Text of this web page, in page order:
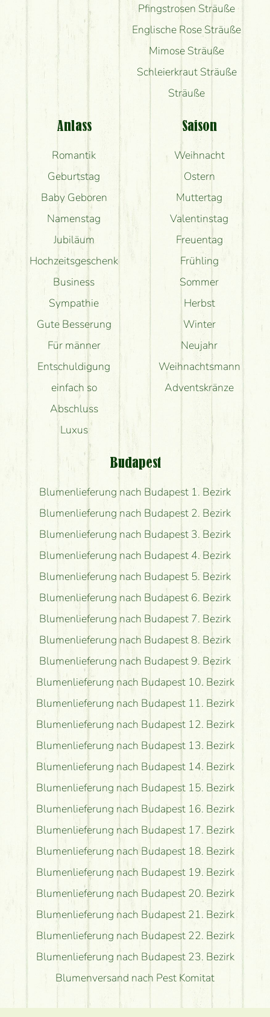
Pfingstrosen Sträuße
Englische Rose Sträuße
Mimose Sträuße
Schleierkraut Sträuße
Sträuße
Anlass
Romantik
Geburtstag
Baby Geboren
Namenstag
Jubiläum
Hochzeitsgeschenk
Business
Sympathie
Gute Besserung
Für männer
Entschuldigung
einfach so
Abschluss
Luxus
Saison
Weihnacht
Ostern
Muttertag
Valentinstag
Freuentag
Frühling
Sommer
Herbst
Winter
Neujahr
Weihnachtsmann
Adventskränze
Budapest
Blumenlieferung nach Budapest 1. Bezirk
Blumenlieferung nach Budapest 2. Bezirk
Blumenlieferung nach Budapest 3. Bezirk
Blumenlieferung nach Budapest 4. Bezirk
Blumenlieferung nach Budapest 5. Bezirk
Blumenlieferung nach Budapest 6. Bezirk
Blumenlieferung nach Budapest 7. Bezirk
Blumenlieferung nach Budapest 8. Bezirk
Blumenlieferung nach Budapest 9. Bezirk
Blumenlieferung nach Budapest 10. Bezirk
Blumenlieferung nach Budapest 11. Bezirk
Blumenlieferung nach Budapest 12. Bezirk
Blumenlieferung nach Budapest 13. Bezirk
Blumenlieferung nach Budapest 14. Bezirk
Blumenlieferung nach Budapest 15. Bezirk
Blumenlieferung nach Budapest 16. Bezirk
Blumenlieferung nach Budapest 17. Bezirk
Blumenlieferung nach Budapest 18. Bezirk
Blumenlieferung nach Budapest 19. Bezirk
Blumenlieferung nach Budapest 20. Bezirk
Blumenlieferung nach Budapest 21. Bezirk
Blumenlieferung nach Budapest 22. Bezirk
Blumenlieferung nach Budapest 23. Bezirk
Blumenversand nach Pest Komitat